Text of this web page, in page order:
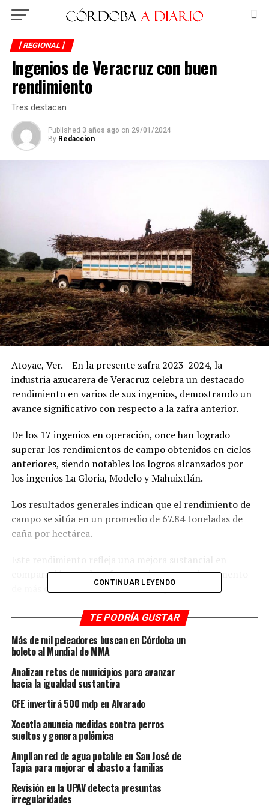
[ REGIONAL ]
Ingenios de Veracruz con buen
rendimiento
Tres destacan
Published 3 años ago on 29/01/2024
By Redaccion
Atoyac, Ver. – En la presente zafra 2023-2024, la
industria azucarera de Veracruz celebra un destacado
rendimiento en varios de sus ingenios, demostrando un
avance significativo con respecto a la zafra anterior.
De los 17 ingenios en operación, once han logrado
superar los rendimientos de campo obtenidos en ciclos
anteriores, siendo notables los logros alcanzados por
los ingenios La Gloria, Modelo y Mahuixtlán.
Los resultados generales indican que el rendimiento de
campo se sitúa en un promedio de 67.84 toneladas de
caña por hectárea.
Este rendimiento refleja una mejora sustancial en
comparación con la zafra anterior, con un incremento
de más de 0.800 toneladas de caña por hectárea.
Este comportamiento positivo evidencia el compromiso
y la eficiencia de los ingenios veracruzanos en la
producción de azúcar.
En particular, los ingenios La Gloria, Modelo y
Mahuixtlán se han destacado por su notable
rendimiento de campo, superando las expectativas y
posicionándose como referentes en el sector.
Estos resultados son fruto de estrategias efectivas de
manejo de cultivos, inversiones en tecnología agrícola y
la dedicación de los trabajadores del sector.
Este éxito en el rendimiento de campo no solo refuerza
CONTINUAR LEYENDO
TE PODRÍA GUSTAR
Más de mil peleadores buscan en Córdoba un
boleto al Mundial de MMA
Analizan retos de municipios para avanzar
hacia la igualdad sustantiva
CFE invertirá 500 mdp en Alvarado
Xocotla anuncia medidas contra perros
sueltos y genera polémica
Amplían red de agua potable en San José de
Tapia para mejorar el abasto a familias
Revisión en la UPAV detecta presuntas
irregularidades